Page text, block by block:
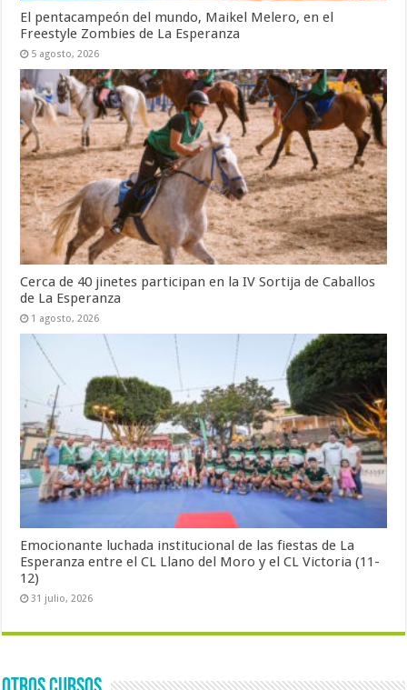
El pentacampeón del mundo, Maikel Melero, en el
Freestyle Zombies de La Esperanza
5 agosto, 2026
Cerca de 40 jinetes participan en la IV Sortija de Caballos
de La Esperanza
1 agosto, 2026
Emocionante luchada institucional de las fiestas de La
Esperanza entre el CL Llano del Moro y el CL Victoria (11-
12)
31 julio, 2026